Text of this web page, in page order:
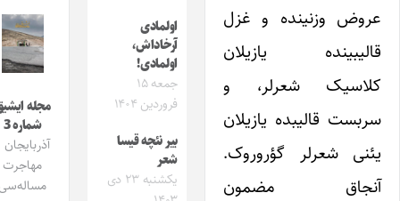
وزنینده و غزل
یازیلان
شعرلر، و
قالیبده یازیلان
شعرلر گؤروروک.
مضمون
اولمادی
آرخاداش،
اولمادی!
جمعه ۱۵
فروردین ۱۴۰۴
بیر نئچه قیسا
یکشنبه ۲۳ دی
مجله ایشیق
شماره 3
آذربایجان و
مهاجرت
مساله‌سی